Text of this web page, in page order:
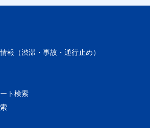
報（渋滞・事故・通行止め）
ト検索